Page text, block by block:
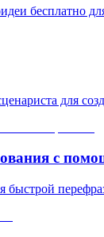
бесплатно
для
с